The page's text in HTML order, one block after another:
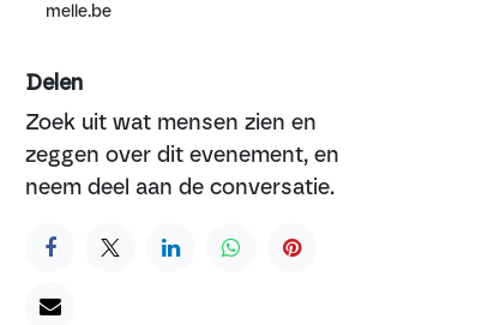
melle.be
Delen
Zoek uit wat mensen zien en
zeggen over dit evenement, en
neem deel aan de conversatie.